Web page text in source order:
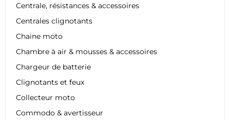
Centrale, résistances & accessoires
Centrales clignotants
Chaine moto
Chambre à air & mousses & accessoires
Chargeur de batterie
Clignotants et feux
Collecteur moto
Commodo & avertisseur